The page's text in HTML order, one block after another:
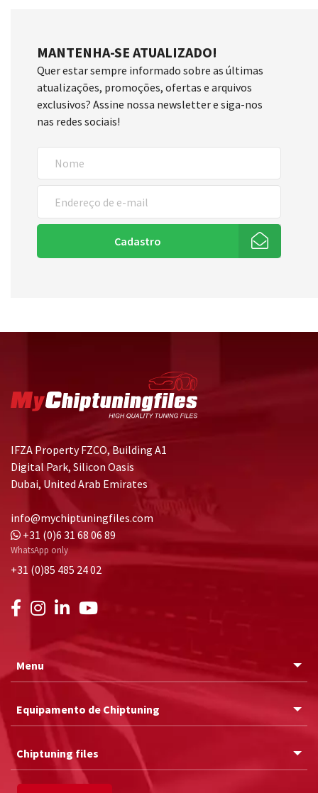
MANTENHA-SE ATUALIZADO!
Quer estar sempre informado sobre as últimas
atualizações, promoções, ofertas e arquivos
exclusivos? Assine nossa newsletter e siga-nos
nas redes sociais!
Cadastro
IFZA Property FZCO, Building A1
Digital Park, Silicon Oasis
Dubai, United Arab Emirates
info@mychiptuningfiles.com
+31 (0)6 31 68 06 89
WhatsApp only
+31 (0)85 485 24 02
Menu
Equipamento de Chiptuning
Chiptuning files